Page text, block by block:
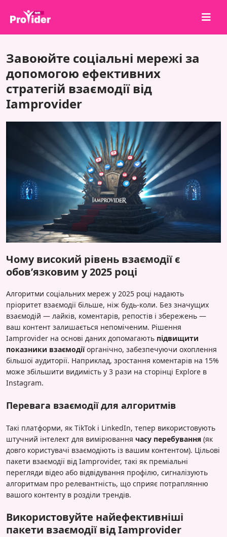
Увійти
Зареєструватися
Послуги
Завоюйте соціальні мережі за
допомогою ефективних
стратегій взаємодії від
Iamprovider
Чому високий рівень взаємодії є
обов’язковим у 2025 році
Алгоритми соціальних мереж у 2025 році надають
пріоритет взаємодії більше, ніж будь-коли. Без значущих
взаємодій — лайків, коментарів, репостів і збережень —
ваш контент залишається непоміченим. Рішення
Iamprovider на основі даних допомагають підвищити
показники взаємодіїорганічно, забезпечуючи охоплення
більшої аудиторії. Наприклад, зростання коментарів на 15%
може збільшити видимість у 3 рази на сторінці Explore в
Instagram.
Перевага взаємодії для алгоритмів
Такі платформи, як TikTok і LinkedIn, тепер використовують
штучний інтелект для вимірювання часу перебування (як
довго користувачі взаємодіють із вашим контентом). Цільові
пакети взаємодії від Iamprovider, такі як преміальні
перегляди відео або відвідування профілю, сигналізують
алгоритмам про релевантність, що сприяє потраплянню
вашого контенту в розділи трендів.
Використовуйте найефективніші
пакети взаємодії від Iamprovider